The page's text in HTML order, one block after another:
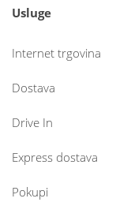
Usluge
Internet trgovina
Dostava
Drive In
Express dostava
Pokupi